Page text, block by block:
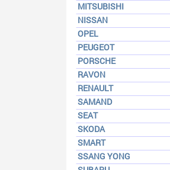
MITSUBISHI
NISSAN
OPEL
PEUGEOT
PORSCHE
RAVON
RENAULT
SAMAND
SEAT
SKODA
SMART
SSANG YONG